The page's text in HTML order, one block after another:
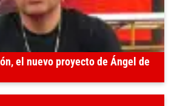
el nuevo proyecto de Ángel de